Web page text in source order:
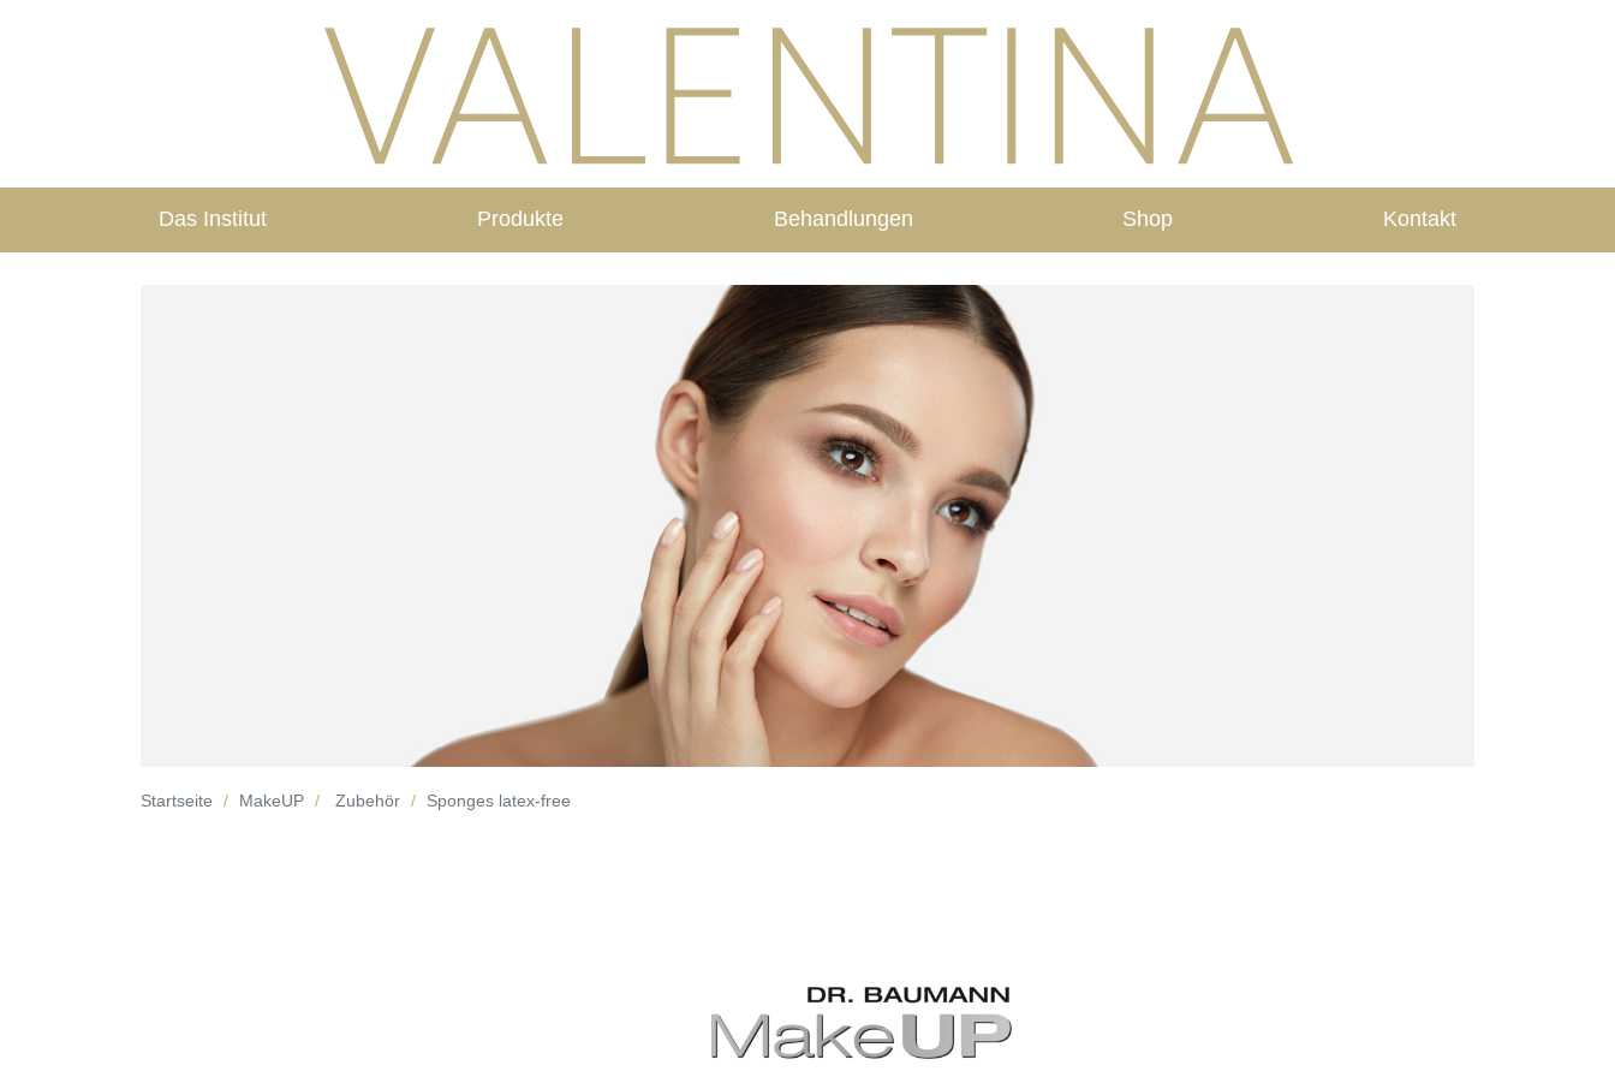
Das Institut Produkte Behandlungen Shop Kontakt
Startseite MakeUP Zubehör Sponges latex-free